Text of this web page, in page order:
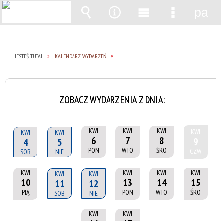
JESTEŚ TUTAJ KALENDARZ WYDARZEŃ
ZOBACZ WYDARZENIA Z DNIA:
KWI
4
SOB
KWI
5
NIE
KWI
6
PON
KWI
7
WTO
KWI
8
ŚRO
KWI
9
CZW
KWI
10
PIĄ
KWI
11
SOB
KWI
12
NIE
KWI
13
PON
KWI
14
WTO
KWI
15
ŚRO
KWI KWI
Wyszukiwarka
Narzędzia
MenuMenu